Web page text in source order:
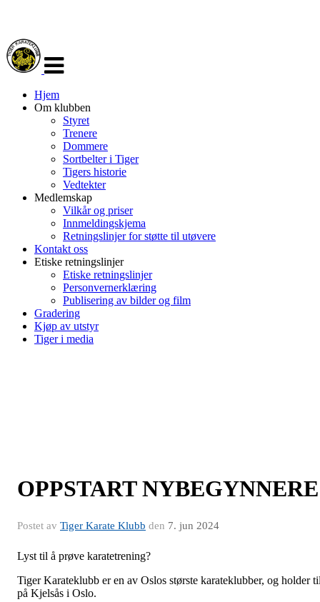
navigasjon
Hjem
Om klubben
Styret
Trenere
Dommere
Sortbelter i Tiger
Tigers historie
Vedtekter
Medlemskap
Vilkår og priser
Innmeldingskjema
Retningslinjer for støtte til utøvere
Kontakt oss
Etiske retningslinjer
Etiske retningslinjer
Personvernerklæring
Publisering av bilder og film
Gradering
Kjøp av utstyr
Tiger i media
OPPSTART NYBEGYNNERE
Postet av Tiger Karate Klubb den 7. jun 2024
Lyst til å prøve karatetrening?
Tiger Karateklubb er en av Oslos største karateklubber, og holder
på Kjelsås i Oslo.